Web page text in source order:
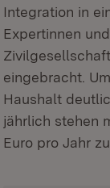
Integration in
Expertinnen
eingebracht.
Haushalt
jährlich stehen
Euro pro Jahr